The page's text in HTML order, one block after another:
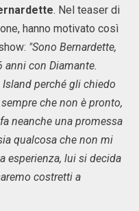
. Nel teaser di
hanno motivato così
"Sono Bernardette,
anni con Diamante.
perché gli chiedo
che non è pronto,
neanche una promessa
qualcosa che non mi
esperienza, lui si decida
costretti a